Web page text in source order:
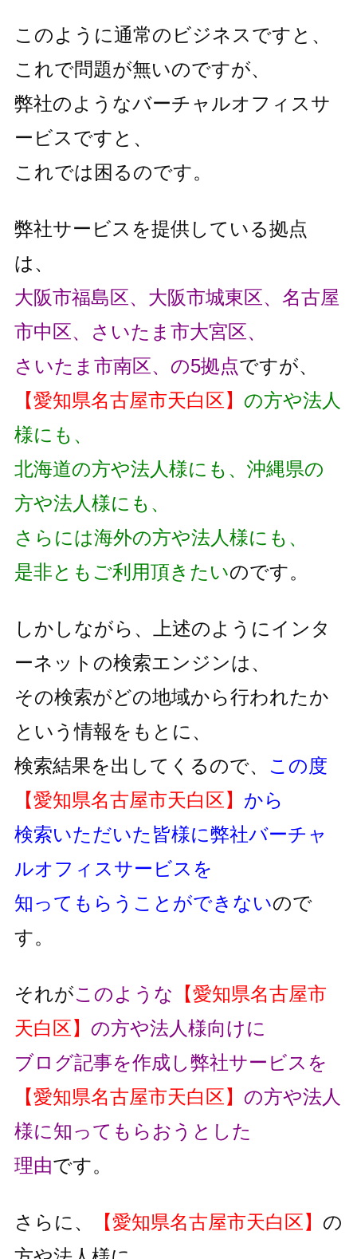
このように通常のビジネスですと、
これで問題が無いのですが、
弊社のようなバーチャルオフィスサ
ービスですと、
これでは困るのです。
弊社サービスを提供している拠点
は、
大阪市福島区、大阪市城東区、名古屋
市中区、さいたま市大宮区、
さいたま市南区、の5拠点ですが、
【愛知県名古屋市天白区】 の方や法人
様にも、
北海道の方や法人様にも、沖縄県の
方や法人様にも、
さらには海外の方や法人様にも、
是非ともご利用頂きたいのです。
しかしながら、上述のようにインタ
ーネットの検索エンジンは、
その検索がどの地域から行われたか
という情報をもとに、
検索結果を出してくるので、 この度
【愛知県名古屋市天白区】 から
検索いただいた皆様に弊社バーチャ
ルオフィスサービスを
知ってもらうことができないので
す。
それがこのような
【愛知県名古屋市
天白区】 の方や法人様向けに
ブログ記事を作成し弊社サービスを
【愛知県名古屋市天白区】 の方や法人
様に知ってもらおうとした
理由です。
さらに、 【愛知県名古屋市天白区】 の